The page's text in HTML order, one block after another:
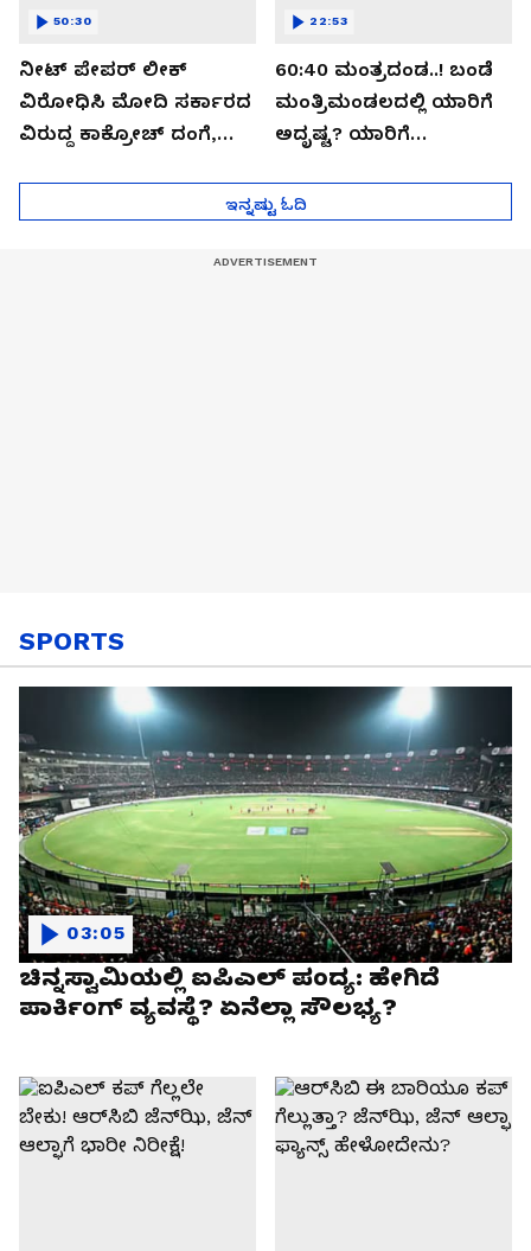
ನೀಟ್ ಪೇಪರ್ ಲೀಕ್
ವಿರೋಧಿಸಿ ಮೋದಿ ಸರ್ಕಾರದ
ವಿರುದ್ದ ಕಾಕ್ರೋಚ್ ದಂಗೆ,
50:30
60:40 ಮಂತ್ರದಂಡ..! ಬಂಡೆ
ಮಂತ್ರಿಮಂಡಲದಲ್ಲಿ ಯಾರಿಗೆ
ಅದೃಷ್ಟ? ಯಾರಿಗೆ
22:53
ಇನ್ನಷ್ಟು ಓದಿ
SPORTS
ಚಿನ್ನಸ್ವಾಮಿಯಲ್ಲಿ ಐಪಿಎಲ್‌ ಪಂದ್ಯ: ಹೇಗಿದೆ
ಪಾರ್ಕಿಂಗ್ ವ್ಯವಸ್ಥೆ? ಏನೆಲ್ಲಾ ಸೌಲಭ್ಯ?
03:05